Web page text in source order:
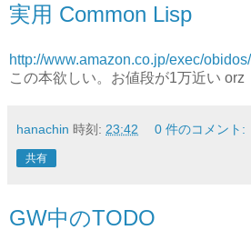
実用 Common Lisp
http://www.amazon.co.jp/exec/
この本欲しい。お値段が1万近い orz
hanachin 時刻: 23:42 0 件のコメント:
共有
GW中のTODO